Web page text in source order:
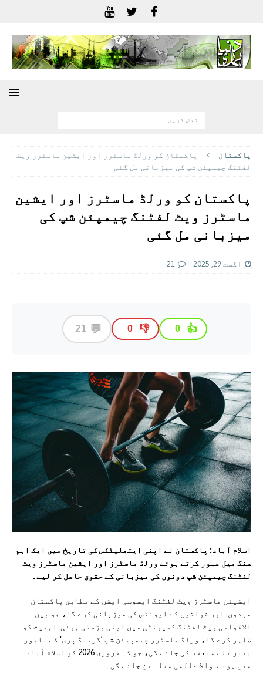
پاکستان
پاکستان کو ورلڈ ماسٹرز اور ایشین ماسٹرز ویٹ
لفٹنگ چیمپئن شپ کی میزبانی مل گئی
پاکستان کو ورلڈ ماسٹرز اور ایشین
ماسٹرز ویٹ لفٹنگ چیمپئن شپ کی
میزبانی مل گئی
اگست 29, 2025 21
👍
0
👎
0
💬
21
اسلام آباد: پاکستان نے اپنی ایتھلیٹکس کی تاریخ میں ایک اہم
سنگ میل عبور کرتے ہوئے ورلڈ ماسٹرز اور ایشین ماسٹرز ویٹ
لفٹنگ چیمپئن شپ دونوں کی میزبانی کے حقوق حاصل کر لیے۔
ایشیئن ماسٹرز ویٹ لفٹنگ ایسوسی ایشن کے مطابق پاکستان
مردوں. اور خواتین کے ایونٹس کی میزبانی کرے گا، جو بین
الاقوامی ویٹ لفٹنگ کمیونٹی میں اپنی بڑھتی ہوئی. اہمیت کو
ظاہر کرے گا، ورلڈ ماسٹرز چیمپیئن شپ ’گرینڈ پری‘ کے نامور
بینر تلے منعقد کی جائے گی، جو کہ فروری 2026 کو اسلام آباد
میں ہونے. والا عالمی میلہ بن جائے گی۔